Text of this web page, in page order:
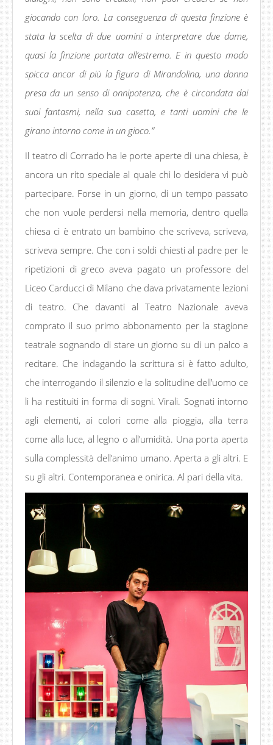
giocando con loro. La conseguenza di questa finzione è
stata la scelta di due uomini a interpretare due dame,
quasi la finzione portata all’estremo. E in questo modo
spicca ancor di più la figura di Mirandolina, una donna
presa da un senso di onnipotenza, che è circondata dai
suoi fantasmi, nella sua casetta, e tanti uomini che le
girano intorno come in un gioco.”
Il teatro di Corrado ha le porte aperte di una chiesa, è
ancora un rito speciale al quale chi lo desidera vi può
partecipare. Forse in un giorno, di un tempo passato
che non vuole perdersi nella memoria, dentro quella
chiesa ci è entrato un bambino che scriveva, scriveva,
scriveva sempre. Che con i soldi chiesti al padre per le
ripetizioni di greco aveva pagato un professore del
Liceo Carducci di Milano che dava privatamente lezioni
di teatro. Che davanti al Teatro Nazionale aveva
comprato il suo primo abbonamento per la stagione
teatrale sognando di stare un giorno su di un palco a
recitare. Che indagando la scrittura si è fatto adulto,
che interrogando il silenzio e la solitudine dell’uomo ce
li ha restituiti in forma di sogni. Virali. Sognati intorno
agli elementi, ai colori come alla pioggia, alla terra
come alla luce, al legno o all’umidità. Una porta aperta
sulla complessità dell’animo umano. Aperta a gli altri. E
su gli altri. Contemporanea e onirica. Al pari della vita.